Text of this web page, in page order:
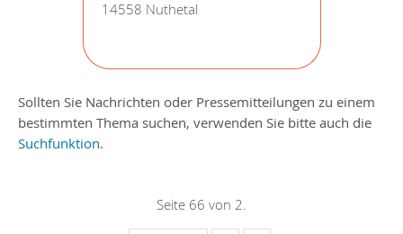
14558 Nuthetal
Sollten Sie Nachrichten oder Pressemitteilungen zu einem
bestimmten Thema suchen, verwenden Sie bitte auch die
Suchfunktion.
Seite 66 von 2.